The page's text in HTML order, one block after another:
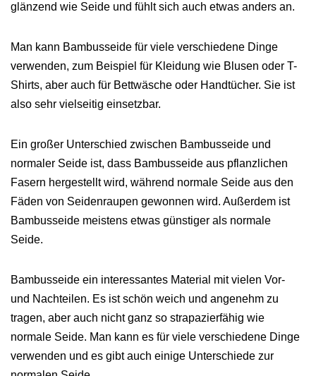
glänzend wie Seide und fühlt sich auch etwas anders an.
Man kann Bambusseide für viele verschiedene Dinge
verwenden, zum Beispiel für Kleidung wie Blusen oder T-
Shirts, aber auch für Bettwäsche oder Handtücher. Sie ist
also sehr vielseitig einsetzbar.
Ein großer Unterschied zwischen Bambusseide und
normaler Seide ist, dass Bambusseide aus pflanzlichen
Fasern hergestellt wird, während normale Seide aus den
Fäden von Seidenraupen gewonnen wird. Außerdem ist
Bambusseide meistens etwas günstiger als normale
Seide.
Bambusseide ein interessantes Material mit vielen Vor-
und Nachteilen. Es ist schön weich und angenehm zu
tragen, aber auch nicht ganz so strapazierfähig wie
normale Seide. Man kann es für viele verschiedene Dinge
verwenden und es gibt auch einige Unterschiede zur